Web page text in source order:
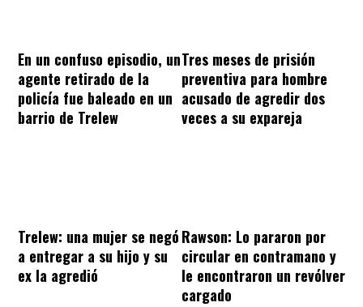
En un confuso episodio, un
agente retirado de la
policía fue baleado en un
barrio de Trelew
Tres meses de prisión
preventiva para hombre
acusado de agredir dos
veces a su expareja
Trelew: una mujer se negó
a entregar a su hijo y su
ex la agredió
Rawson: Lo pararon por
circular en contramano y
le encontraron un revólver
cargado